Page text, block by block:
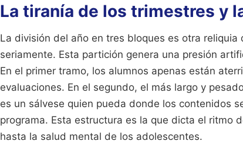
La tiranía de los trimestres y
La división del año en tres bloques es otra
seriamente. Esta partición genera una presión
En el primer tramo, los alumnos apenas están
evaluaciones. En el segundo, el más largo y
es un sálvese quien pueda donde los contenidos
programa. Esta estructura es la que dicta el ritmo
hasta la salud mental de los adolescentes.